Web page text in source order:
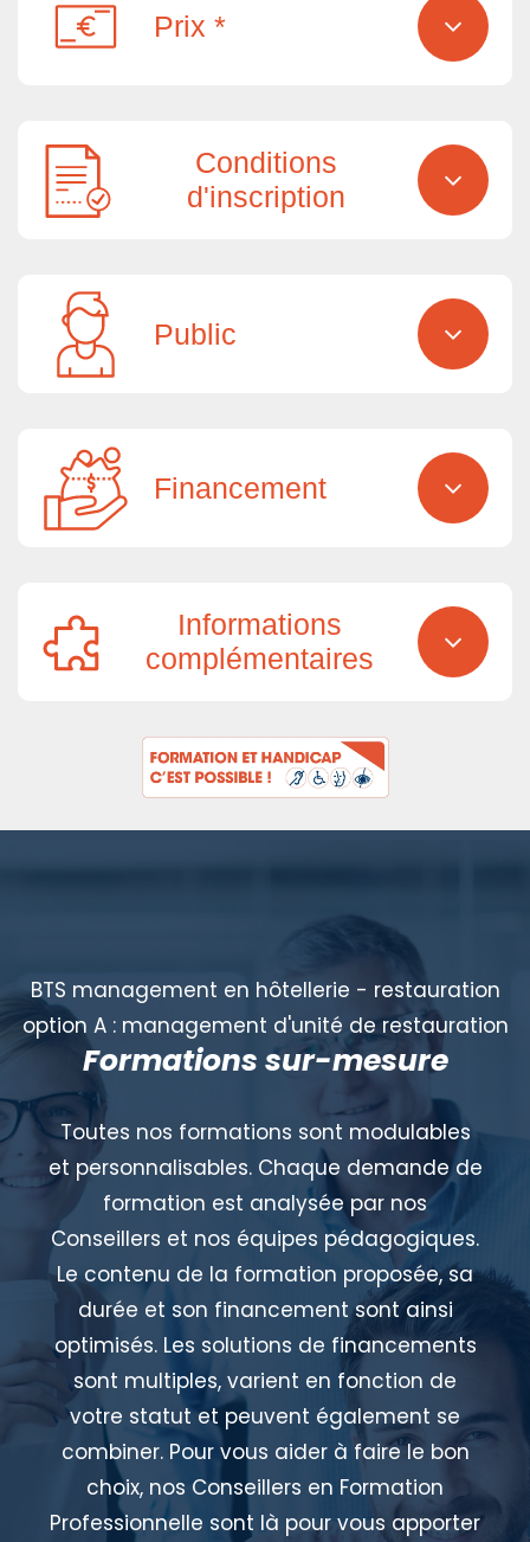
Prix *
Conditions
d'inscription
Public
Financement
Informations
complémentaires
BTS management en hôtellerie - restauration
option A : management d'unité de restauration
Formations sur-mesure
Toutes nos formations sont modulables
et personnalisables. Chaque demande de
formation est analysée par nos
Conseillers et nos équipes pédagogiques.
Le contenu de la formation proposée, sa
durée et son financement sont ainsi
optimisés. Les solutions de financements
sont multiples, varient en fonction de
votre statut et peuvent également se
combiner. Pour vous aider à faire le bon
choix, nos Conseillers en Formation
Professionnelle sont là pour vous apporter